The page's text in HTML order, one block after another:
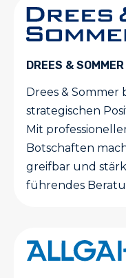
DREES & SOMMER
Drees &
strategischen
Mit
Botschaften
greifbar und
führendes